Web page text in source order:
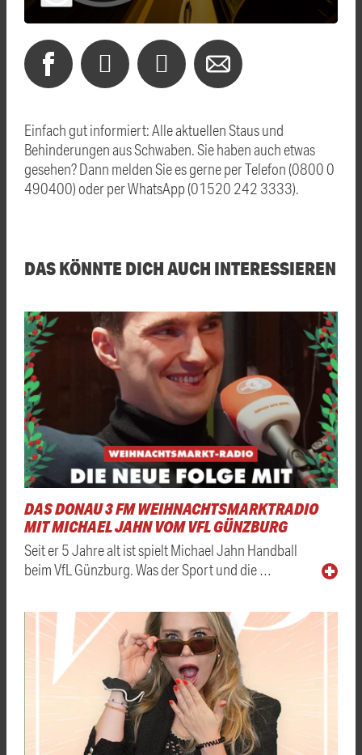
Einfach gut informiert: Alle aktuellen Staus und
Behinderungen aus Schwaben. Sie haben auch etwas
gesehen? Dann melden Sie es gerne per Telefon (0800 0
490400) oder per WhatsApp (01520 242 3333).
DAS KÖNNTE DICH AUCH INTERESSIEREN
DAS DONAU 3 FM WEIHNACHTSMARKTRADIO
MIT MICHAEL JAHN VOM VFL GÜNZBURG
Seit er 5 Jahre alt ist spielt Michael Jahn Handball
beim VfL Günzburg. Was der Sport und die …